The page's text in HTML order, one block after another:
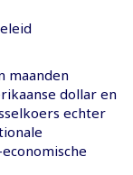
maanden
dollar en
echter